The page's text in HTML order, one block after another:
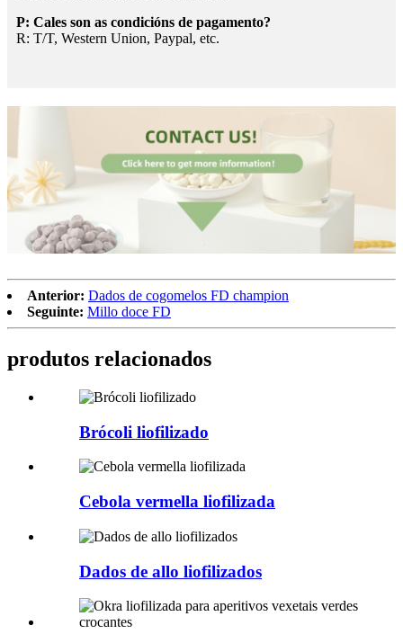
P: Cales son as condicións de pagamento?
R: T/T, Western Union, Paypal, etc.
Anterior: Dados de cogomelos FD champion
Seguinte: Millo doce FD
produtos relacionados
Brócoli liofilizado
Cebola vermella liofilizada
Dados de allo liofilizados